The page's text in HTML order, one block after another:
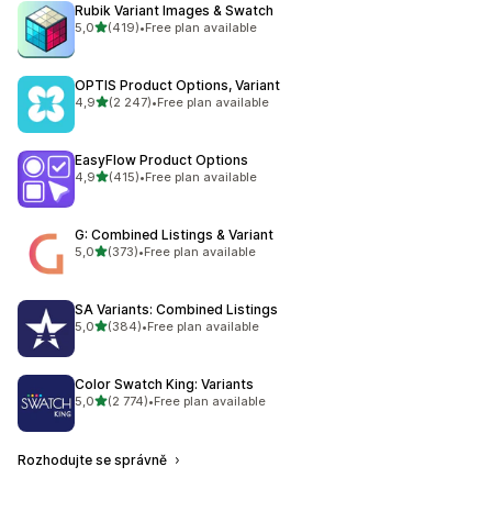
Rubik Variant Images & Swatch
5,0z 5 hvězd
(419)
Celkový počet recenzí: 419
•Free plan available
OPTIS Product Options, Variant
4,9z 5 hvězd
(2 247)
Celkový počet recenzí: 2247
•Free plan available
EasyFlow Product Options
4,9z 5 hvězd
(415)
Celkový počet recenzí: 415
•Free plan available
G: Combined Listings & Variant
5,0z 5 hvězd
(373)
Celkový počet recenzí: 373
•Free plan available
SA Variants: Combined Listings
5,0z 5 hvězd
(384)
Celkový počet recenzí: 384
•Free plan available
Color Swatch King: Variants
5,0z 5 hvězd
(2 774)
Celkový počet recenzí: 2774
•Free plan available
Rozhodujte se správně